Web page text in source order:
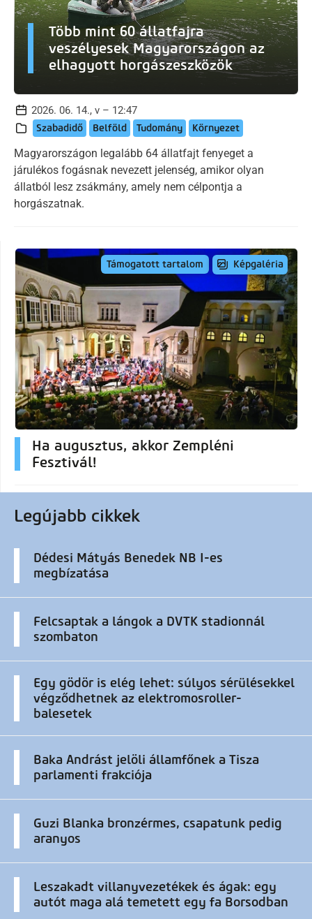
Több mint 60 állatfajra
veszélyesek Magyarországon az
elhagyott horgászeszközök
2026. 06. 14., v – 12:47
Szabadidő Belföld Tudomány Környezet
Magyarországon legalább 64 állatfajt fenyeget a
járulékos fogásnak nevezett jelenség, amikor olyan
állatból lesz zsákmány, amely nem célpontja a
horgászatnak.
Támogatott tartalom Képgaléria
Ha augusztus, akkor Zempléni
Fesztivál!
Legújabb cikkek
Dédesi Mátyás Benedek NB I-es
megbízatása
Felcsaptak a lángok a DVTK stadionnál
szombaton
Egy gödör is elég lehet: súlyos sérülésekkel
végződhetnek az elektromosroller-
balesetek
Baka Andrást jelöli államfőnek a Tisza
parlamenti frakciója
Guzi Blanka bronzérmes, csapatunk pedig
aranyos
Leszakadt villanyvezetékek és ágak: egy
autót maga alá temetett egy fa Borsodban